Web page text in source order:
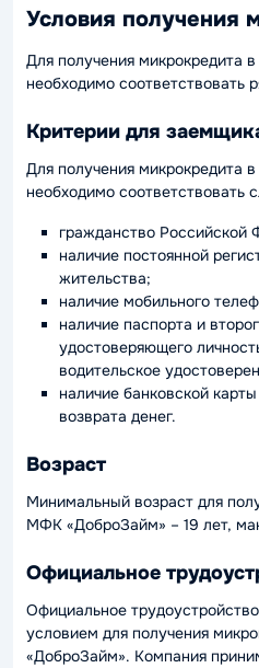
Условия получения
Для получения микрокредита
необходимо соответствовать
Критерии для
Для получения микрокредита
необходимо соответствовать
гражданство Российской
наличие постоянной
жительства;
наличие мобильного
наличие паспорта и
удостоверяющего
водительское
наличие банковской
возврата денег.
Возраст
Минимальный возраст для
МФК «ДоброЗайм» – 19 лет,
Официальное
Официальное
условием для получения
«ДоброЗайм». Компания